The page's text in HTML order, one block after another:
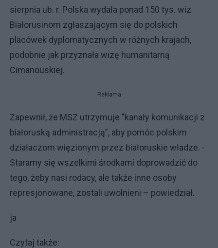
sierpnia ub. r. Polska wydała ponad 150 tys. wiz
Białorusinom zgłaszającym się do polskich
placówek dyplomatycznych w różnych krajach,
podobnie jak przyznała wizę humanitarną
Cimanouskiej.
Reklama
Zapewnił, że MSZ utrzymuje "kanały komunikacji z
białoruską administracją", aby pomóc polskim
działaczom więzionym przez białoruskie władze. -
Staramy się wszelkimi środkami doprowadzić do
tego, żeby nasi rodacy, ale także inne osoby
represjonowane, zostali uwolnieni – powiedział.
ja
Czytaj także: